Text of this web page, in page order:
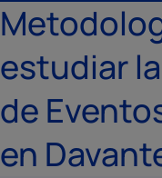
estudiar
de
en